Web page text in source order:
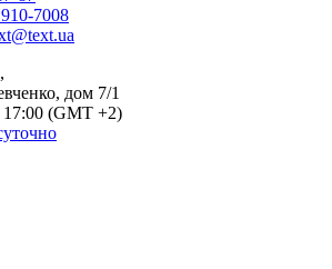
7008
дом 7/1
(GMT +2)